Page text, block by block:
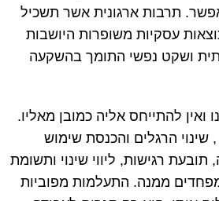
תרבות ארגונית אשר תשכיל
עסקיות משופרות היושבות
ושקט נפשי התומך בהשקעה
ואין להתייחס אליה כמובן מאליו.
הרגלים והכנסת שימוש
רגישות, ליווי שינוי ותשומת
ממנה. התעלמות מפוביות